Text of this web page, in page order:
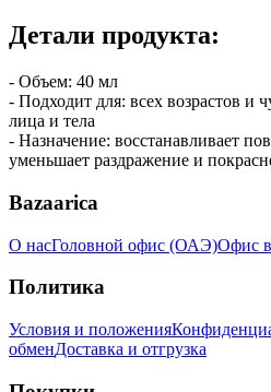
Детали продукта:
- Объем: 40 мл
- Подходит для: всех возрастов и
лица и тела
- Назначение: восстанавливает
уменьшает раздражение и
Bazaarica
О насГоловной офис (ОАЭ)Офис
Политика
Условия и положения
обменДоставка и отгрузка